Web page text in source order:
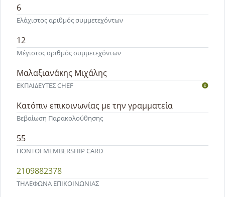
Ελάχιστος αριθμός συμμετεχόντων
6
Μέγιστος αριθμός συμμετεχόντων
12
ΕΚΠΑΙΔΕΥΤEΣ CHEF
Μαλαξιανάκης Μιχάλης
Βεβαίωση Παρακολούθησης
Κατόπιν επικοινωνίας με την γραμματεία
ΠΟΝΤΟΙ MEMBERSHIP CARD
55
ΤΗΛΕΦΩΝΑ ΕΠΙΚΟΙΝΩΝΙΑΣ
2109882378